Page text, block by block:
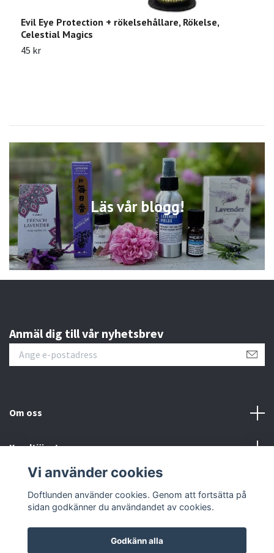
Läs vår blogg!
Evil Eye Protection + rökelsehållare, Rökelse,
Celestial Magics
45 kr
Anmäl dig till vår nyhetsbrev
Om oss
Kundtjänst
Vi använder cookies
Doftlunden använder cookies. Genom att fortsätta på
sidan godkänner du användandet av cookies.
Godkänn alla